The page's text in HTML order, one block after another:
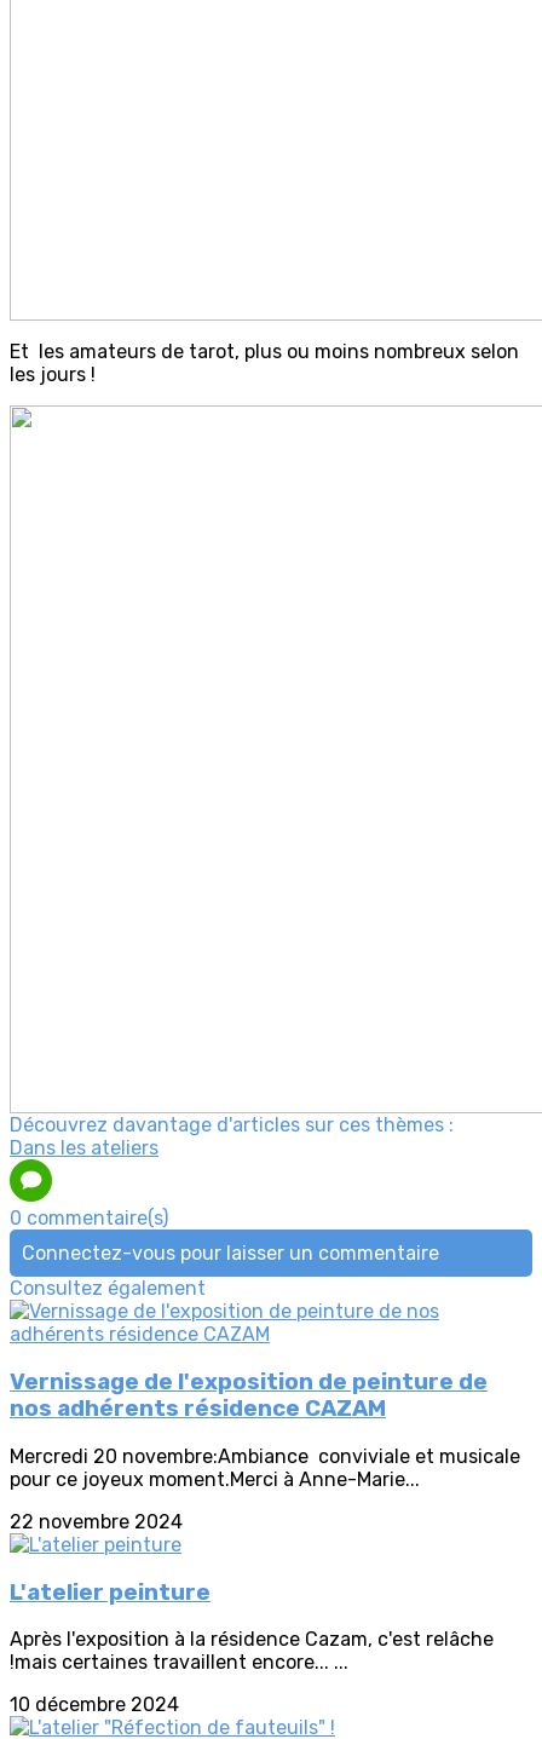
Et les amateurs de tarot, plus ou moins nombreux selon
les jours !
Découvrez davantage d'articles sur ces thèmes :
Dans les ateliers
0 commentaire(s)
Connectez-vous pour laisser un commentaire
Consultez également
Vernissage de l'exposition de peinture de
nos adhérents résidence CAZAM
Mercredi 20 novembre:Ambiance conviviale et musicale
pour ce joyeux moment.Merci à Anne-Marie...
22 novembre 2024
L'atelier peinture
Après l'exposition à la résidence Cazam, c'est relâche
!mais certaines travaillent encore... ...
10 décembre 2024